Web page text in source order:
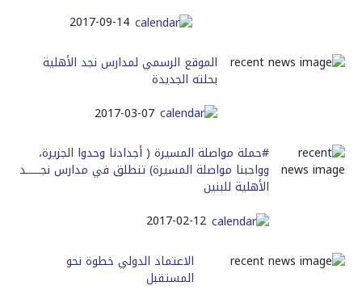
2017-09-14
الموقع الرسمي لمدارس نجد الأهلية
بحلته الجديدة
2017-03-07
#حملة مواصلة المسيرة ( أجدادنا وحدوا الجزيرة،
وواجبنا مواصلة المسيرة) تنطلق في مدارس نجــــــد
الأهلية للبنين
2017-02-12
الاعتماد الدولي خطوة نحو
المستقبل